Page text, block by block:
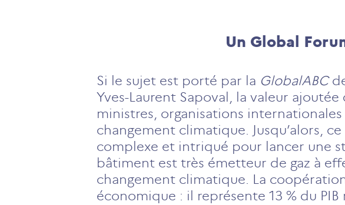
Un Global
Si le sujet est porté par la GlobalABC
Yves-Laurent Sapoval, la valeur
ministres, organisations
changement climatique. Jusqu’alors,
complexe et intriqué pour lancer une
bâtiment est très émetteur de gaz à
changement climatique. La
économique : il représente 13 % du PIB